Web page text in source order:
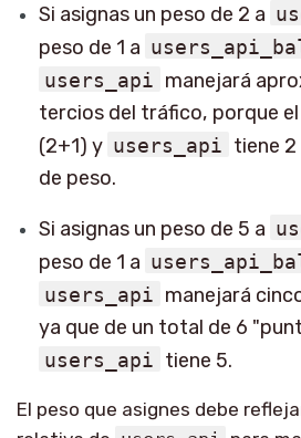
Si asignas un peso de 2 a
peso de 1 a
users_api manejará
tercios del tráfico, porque
(2+1) y users_api tiene
de peso.
Si asignas un peso de 5 a
peso de 1 a
users_api manejará
ya que de un total de 6
users_api tiene 5.
El peso que asignes debe